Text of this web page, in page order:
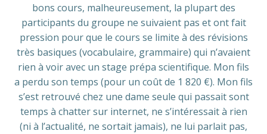
bons cours, malheureusement, la plupart des
participants du groupe ne suivaient pas et ont fait
pression pour que le cours se limite à des révisions
très basiques (vocabulaire, grammaire) qui n’avaient
rien à voir avec un stage prépa scientifique. Mon fils
a perdu son temps (pour un coût de 1 820 €). Mon fils
s’est retrouvé chez une dame seule qui passait sont
temps à chatter sur internet, ne s’intéressait à rien
(ni à l’actualité, ne sortait jamais), ne lui parlait pas,